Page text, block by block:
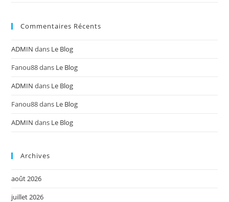
Commentaires Récents
ADMIN dans Le Blog
Fanou88dans Le Blog
ADMIN dans Le Blog
Fanou88dans Le Blog
ADMIN dans Le Blog
Archives
août 2026
juillet 2026